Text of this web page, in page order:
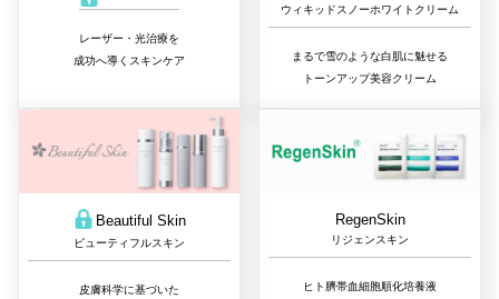
レーザー・光治療を
成功へ導くスキンケア
ウィキッドスノーホワイトクリーム
まるで雪のような白肌に魅せる
トーンアップ美容クリーム
Beautiful Skin
ビューティフルスキン
皮膚科学に基づいた
RegenSkin
リジェンスキン
ヒト臍帯血細胞順化培養液